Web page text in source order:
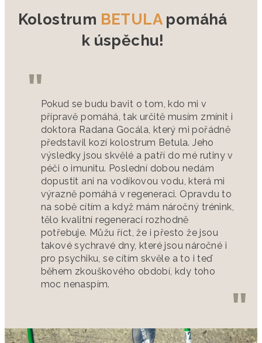
Kolostrum BETULApomáhá
k úspěchu!
Pokud se budu bavit o tom, kdo mi v
přípravě pomáhá, tak určitě musím zmínit i
doktora Radana Gocála, který mi pořádně
představil kozí kolostrum Betula. Jeho
výsledky jsou skvělé a patří do mé rutiny v
péči o imunitu. Poslední dobou nedám
dopustit ani na vodíkovou vodu, která mi
výrazně pomáhá v regeneraci. Opravdu to
na sobě cítím a když mám náročný trénink,
tělo kvalitní regeneraci rozhodně
potřebuje. Můžu říct, že i přesto že jsou
takové sychravé dny, které jsou náročné i
pro psychiku, se cítím skvěle a to i teď
během zkouškového období, kdy toho
moc nenaspím.